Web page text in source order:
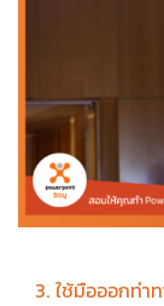
3. ใช้มือออกท่า